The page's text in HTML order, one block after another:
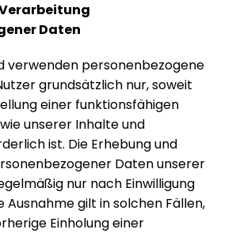
Daten
verwenden personenbezogene
grundsätzlich nur, soweit
einer funktionsfähigen
unserer Inhalte und
ist. Die Erhebung und
Daten unserer
nur nach Einwilligung
Ausnahme gilt in solchen Fällen,
Einholung einer